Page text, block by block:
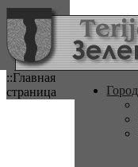
::Главная
страница
Город